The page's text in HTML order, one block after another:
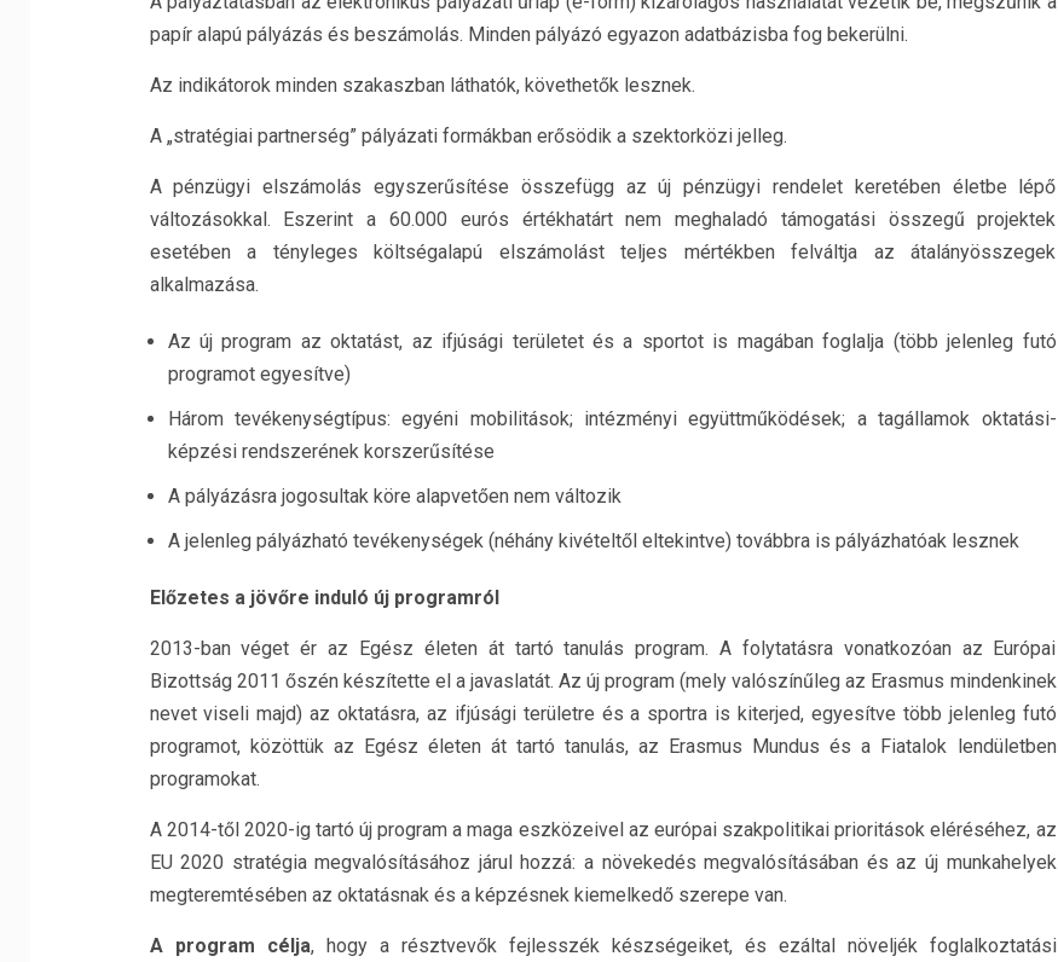
papír alapú pályázás és beszámolás. Minden pályázó egyazon adatbázisba fog bekerülni.
Az indikátorok minden szakaszban láthatók, követhetők lesznek.
A „stratégiai partnerség” pályázati formákban erősödik a szektorközi jelleg.
A pénzügyi elszámolás egyszerűsítése összefügg az új pénzügyi rendelet keretében életbe lépő
változásokkal. Eszerint a 60.000 eurós értékhatárt nem meghaladó támogatási összegű projektek
esetében a tényleges költségalapú elszámolást teljes mértékben felváltja az átalányösszegek
alkalmazása.
Az új program az oktatást, az ifjúsági területet és a sportot is magában foglalja (több jelenleg futó
programot egyesítve)
Három tevékenységtípus: egyéni mobilitások; intézményi együttműködések; a tagállamok oktatási-
képzési rendszerének korszerűsítése
A pályázásra jogosultak köre alapvetően nem változik
A jelenleg pályázható tevékenységek (néhány kivételtől eltekintve) továbbra is pályázhatóak lesznek
Előzetes a jövőre induló új programról
2013-ban véget ér az Egész életen át tartó tanulás program. A folytatásra vonatkozóan az Európai
Bizottság 2011 őszén készítette el a javaslatát. Az új program (mely valószínűleg az Erasmus mindenkinek
nevet viseli majd) az oktatásra, az ifjúsági területre és a sportra is kiterjed, egyesítve több jelenleg futó
programot, közöttük az Egész életen át tartó tanulás, az Erasmus Mundus és a Fiatalok lendületben
programokat.
A 2014-től 2020-ig tartó új program a maga eszközeivel az európai szakpolitikai prioritások eléréséhez, az
EU 2020 stratégia megvalósításához járul hozzá: a növekedés megvalósításában és az új munkahelyek
megteremtésében az oktatásnak és a képzésnek kiemelkedő szerepe van.
A program célja, hogy a résztvevők fejlesszék készségeiket, és ezáltal növeljék foglalkoztatási